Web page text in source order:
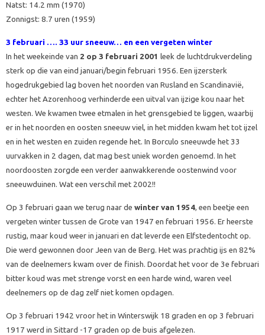
Natst: 14.2 mm (1970)
Zonnigst: 8.7 uren (1959)
3 februari …. 33 uur sneeuw… en een vergeten winter
In het weekeinde van 2 op 3 februari 2001 leek de luchtdrukverdeling
sterk op die van eind januari/begin februari 1956. Een ijzersterk
hogedrukgebied lag boven het noorden van Rusland en Scandinavië,
echter het Azorenhoog verhinderde een uitval van ijzige kou naar het
westen. We kwamen twee etmalen in het grensgebied te liggen, waarbij
er in het noorden en oosten sneeuw viel, in het midden kwam het tot ijzel
en in het westen en zuiden regende het. In Borculo sneeuwde het 33
uurvakken in 2 dagen, dat mag best uniek worden genoemd. In het
noordoosten zorgde een verder aanwakkerende oostenwind voor
sneeuwduinen. Wat een verschil met 2002!!
Op 3 februari gaan we terug naar de winter van 1954, een beetje een
vergeten winter tussen de Grote van 1947 en februari 1956. Er heerste
rustig, maar koud weer in januari en dat leverde een Elfstedentocht op.
Die werd gewonnen door Jeen van de Berg. Het was prachtig ijs en 82%
van de deelnemers kwam over de finish. Doordat het voor de 3e februari
bitter koud was met strenge vorst en een harde wind, waren veel
deelnemers op de dag zelf niet komen opdagen.
Op 3 februari 1942 vroor het in Winterswijk 18 graden en op 3 februari
1917 werd in Sittard -17 graden op de buis afgelezen.